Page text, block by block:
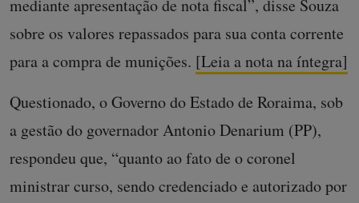
mediante apresentação de nota fiscal”, disse Souza
sobre os valores repassados para sua conta corrente
para a compra de munições. [Leia a nota na íntegra]
Questionado, o Governo do Estado de Roraima, sob
a gestão do governador Antonio Denarium (PP),
respondeu que, “quanto ao fato de o coronel
ministrar curso, sendo credenciado e autorizado por